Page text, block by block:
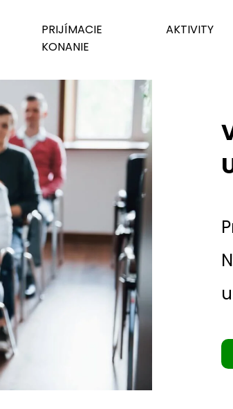
PRIJÍMACIE
KONANIE
AKTIVITY